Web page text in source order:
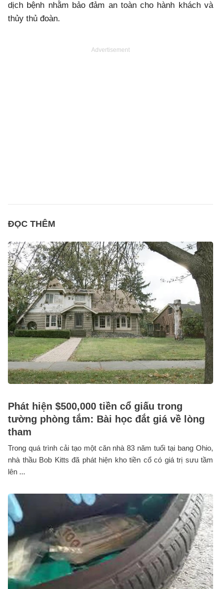
dịch bệnh nhằm bảo đảm an toàn cho hành khách và
thủy thủ đoàn.
Advertisement
ĐỌC THÊM
Phát hiện $500,000 tiền cổ giấu trong
tường phòng tắm: Bài học đắt giá về lòng
tham
Trong quá trình cải tạo một căn nhà 83 năm tuổi tại bang Ohio,
nhà thầu Bob Kitts đã phát hiện kho tiền cổ có giá trị sưu tầm
lên ...